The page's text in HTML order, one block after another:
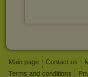
Main page Contact us
Terms and conditions